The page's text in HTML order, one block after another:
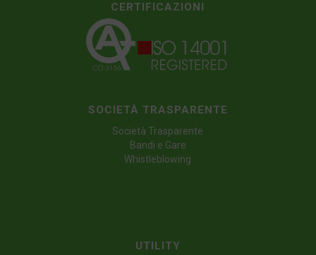
CERTIFICAZIONI
SOCIETÀ TRASPARENTE
Società Trasparente
Bandi e Gare
Whistleblowing
UTILITY